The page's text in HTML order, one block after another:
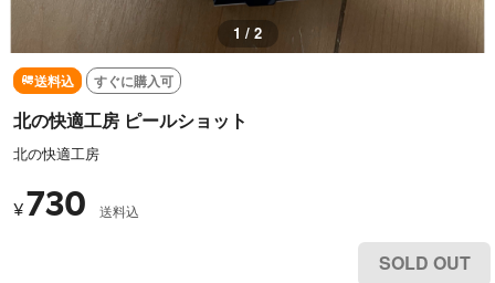
1 / 2
送料込 すぐに購入可
北の快適工房 ピールショット
北の快適工房
¥730 送料込
SOLD OUT